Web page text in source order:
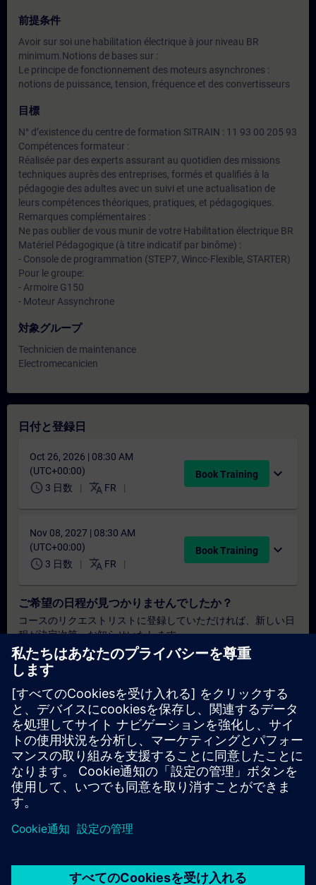
前提条件
Avoir sur soi une habilitation électrique à jour niveau BR
minimum.Notions de bases sur :
Le principe de fonctionnement des moteurs asynchrones :
notions de puissance, tension, fréquence et des convertisseurs
目標
N° d’existence du centre de formation SITRAIN : 11 93 00 205 93
Compétences formateur :
Réalisée par des experts assurant au quotidien des missions
techniques auprès des entreprises, formés et qualifiés à la
pédagogie des adultes avec un suivi et une actualisation de
leurs compétences théoriques, pratiques, et pédagogiques.
Remarques complémentaires :
Ne pas oublier de vous munir de votre Habilitation électrique BR
Matériel Pédagogique (à titre indicatif par binôme) :
- Console de programmation (STEP7, Wincc-Flexible, STARTER)
Pour le groupe:
- Armoire G150
- Moteur Assynchrone
対象グループ
Technicien de maintenance
Electromecanicien
日付と登録日
Oct 26, 2026 | 08:30 AM
(UTC+00:00)
schedule 3 日数 translate FR
Book Training expand_more
Nov 08, 2027 | 08:30 AM
(UTC+00:00)
schedule 3 日数 translate FR
Book Training expand_more
ご希望の日程が見つかりませんでしたか？
コースのリクエストリストに登録していただければ、新しい日
程が決定次第、お知らせいたします。
通知サービスを有効にする
個別見積もり
本トレーニングの標準価格表（例：購買部門向け）をご希望の
場合は、以下のリンクをクリックしてください。まず、お客様
の基本情報をご入力いただくと、その後、見積書がメールで送
付されます。